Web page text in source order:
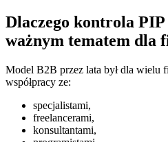
Dlaczego kontrola PIP
ważnym tematem dla
Model B2B przez lata był dla wielu
współpracy ze:
specjalistami,
freelancerami,
konsultantami,